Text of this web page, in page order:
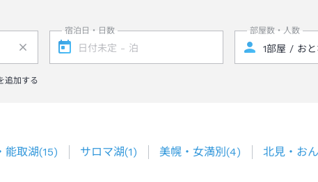
追加する
宿泊日・日数 部屋数・人数
能取湖(15) サロマ湖(1) 美幌・女満別 (4) 北見・お